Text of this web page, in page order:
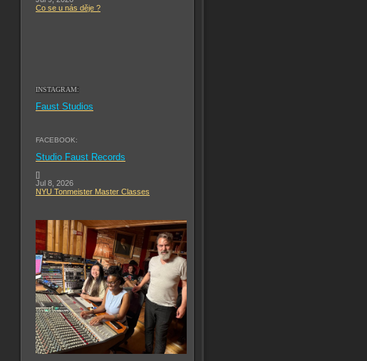
Co se u nás děje ?
INSTAGRAM:
Faust Studios
FACEBOOK:
Studio Faust Records
[]
Jul 8, 2026
NYU Tonmeister Master Classes